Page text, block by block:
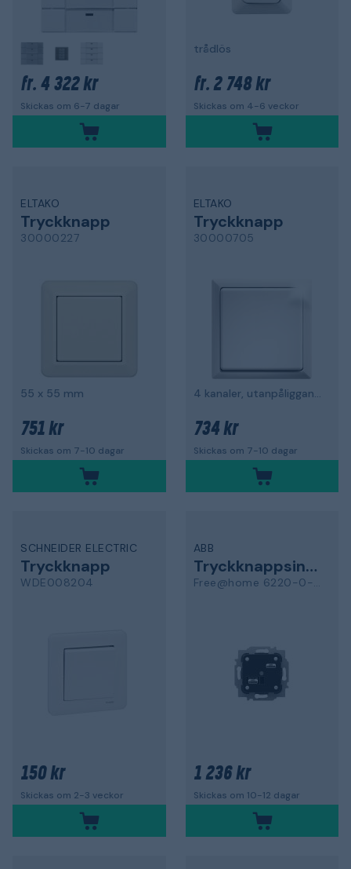
fr. 4 322 kr
Skickas om 6-7 dagar
trådlös
fr. 2 748 kr
Skickas om 4-6 veckor
ELTAKO
Tryckknapp
30000227
55 x 55 mm
751 kr
Skickas om 7-10 dagar
ELTAKO
Tryckknapp
30000705
4 kanaler, utanpåliggande
734 kr
Skickas om 7-10 dagar
SCHNEIDER ELECTRIC
Tryckknapp
WDE008204
150 kr
Skickas om 2-3 veckor
ABB
Tryckknappsinsats
Free@home 6220-0-0117
1 236 kr
Skickas om 10-12 dagar